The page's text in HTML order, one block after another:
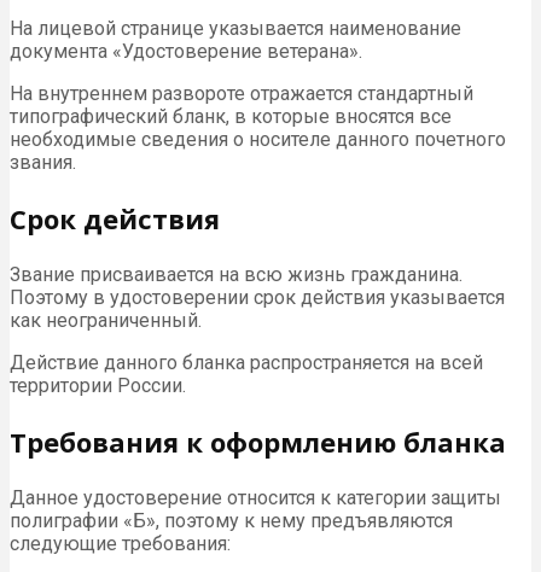
На лицевой странице указывается наименование
документа «Удостоверение ветерана».
На внутреннем развороте отражается стандартный
типографический бланк, в которые вносятся все
необходимые сведения о носителе данного почетного
звания.
Срок действия
Звание присваивается на всю жизнь гражданина.
Поэтому в удостоверении срок действия указывается
как неограниченный.
Действие данного бланка распространяется на всей
территории России.
Требования к оформлению бланка
Данное удостоверение относится к категории защиты
полиграфии «Б», поэтому к нему предъявляются
следующие требования: